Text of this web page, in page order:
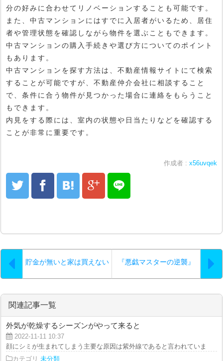
分の好みに合わせてリノベーションすることも可能です。
また、中古マンションにはすでに入居者がいるため、居住
者や管理状態を確認しながら物件を選ぶこともできます。
中古マンションの購入手続きや選び方についてのポイント
もあります。
中古マンションを探す方法は、不動産情報サイトにて検索
することが可能ですが、不動産仲介会社に相談すること
で、条件に合う物件が見つかった場合に連絡をもらうこと
もできます。
内見をする際には、室内の状態や日当たりなどを確認する
ことが非常に重要です。
作成者 : x56uvqek
貯金が無いと家は買えない 『悪戯マスターの逆襲』
関連記事一覧
外気が乾燥するシーズンがやって来ると
2022-11-11 10:37
顔にシミが生まれてしまう主要な原因は紫外線であると言われています。
カテゴリ 未分類